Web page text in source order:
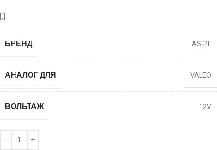
[:]
БРЕНД AS-PL
АНАЛОГ ДЛЯ VALEO
ВОЛЬТАЖ 12V